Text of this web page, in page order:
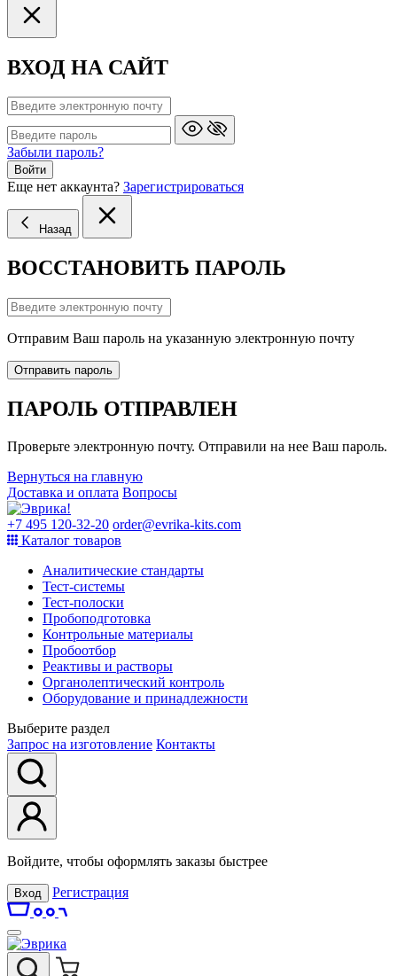
ВХОД НА САЙТ
Забыли пароль?
Войти
Еще нет аккаунта? Зарегистрироваться
Назад
ВОССТАНОВИТЬ ПАРОЛЬ
Отправим Ваш пароль на указанную электронную почту
Отправить пароль
ПАРОЛЬ ОТПРАВЛЕН
Проверьте электронную почту. Отправили на нее Ваш пароль.
Вернуться на главную
Доставка и оплата Вопросы
+7 495 120-32-20 order@evrika-kits.com
Каталог товаров
Аналитические стандарты
Тест-системы
Тест-полоски
Пробоподготовка
Контрольные материалы
Пробоотбор
Реактивы и растворы
Органолептический контроль
Оборудование и принадлежности
Выберите раздел
Запрос на изготовление Контакты
Войдите, чтобы оформлять заказы быстрее
Вход Регистрация